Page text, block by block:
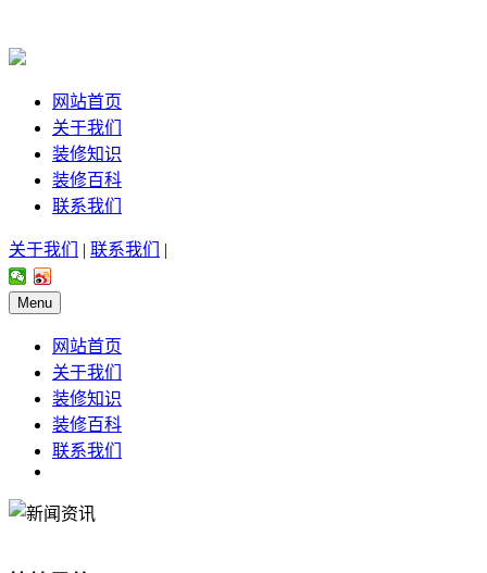
网站首页
关于我们
装修知识
装修百科
联系我们
关于我们 | 联系我们 |
Menu
网站首页
关于我们
装修知识
装修百科
联系我们